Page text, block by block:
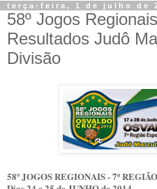
terça-feira, 1 de julho de
58º Jogos
Resultados Judô
Divisão
58º JOGOS REGIONAIS - 7ª